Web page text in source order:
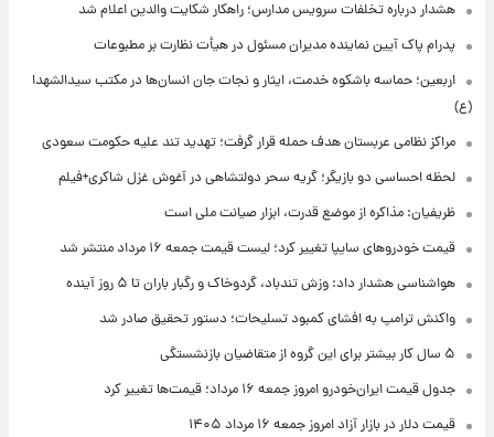
هشدار درباره تخلفات سرویس مدارس؛ راهکار شکایت والدین اعلام شد
پدرام پاک آیین نماینده مدیران مسئول در هیأت نظارت بر مطبوعات
اربعین؛ حماسه باشکوه خدمت، ایثار و نجات جان انسان‌ها در مکتب سیدالشهدا
(ع)
مراکز نظامی عربستان هدف حمله قرار گرفت؛ تهدید تند علیه حکومت سعودی
لحظه احساسی دو بازیگر؛ گریه سحر دولتشاهی در آغوش غزل شاکری+فیلم
ظریفیان: مذاکره از موضع قدرت، ابزار صیانت ملی است
قیمت خودروهای سایپا تغییر کرد؛ لیست قیمت جمعه ۱۶ مرداد منتشر شد
هواشناسی هشدار داد: وزش تندباد، گردوخاک و رگبار باران تا ۵ روز آینده
واکنش ترامپ به افشای کمبود تسلیحات؛ دستور تحقیق صادر شد
۵ سال کار بیشتر برای این گروه از متقاضیان بازنشستگی
جدول قیمت ایران‌خودرو امروز جمعه ۱۶ مرداد؛ قیمت‌ها تغییر کرد
قیمت دلار در بازار آزاد امروز جمعه ۱۶ مرداد ۱۴۰۵